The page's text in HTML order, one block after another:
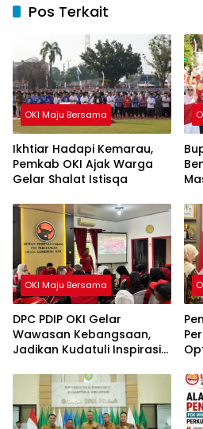
Pos Terkait
OKI Maju Bersama
Ikhtiar Hadapi Kemarau,
Pemkab OKI Ajak Warga
Gelar Shalat Istisqa
OKI Maju Bersama
DPC PDIP OKI Gelar
Wawasan Kebangsaan,
Jadikan Kudatuli Inspirasi